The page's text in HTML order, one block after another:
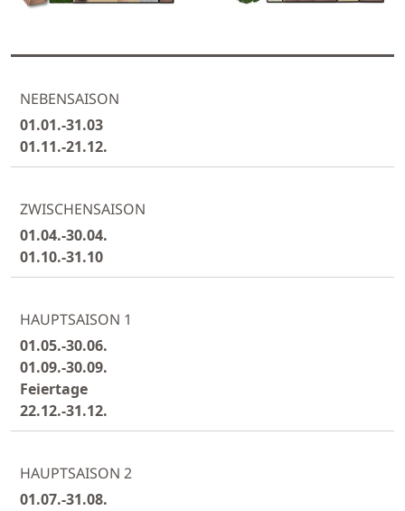
01.01.-31.03
01.11.-21.12.
01.04.-30.04.
01.10.-31.10
01.05.-30.06.
01.09.-30.09.
Feiertage
22.12.-31.12.
01.07.-31.08.